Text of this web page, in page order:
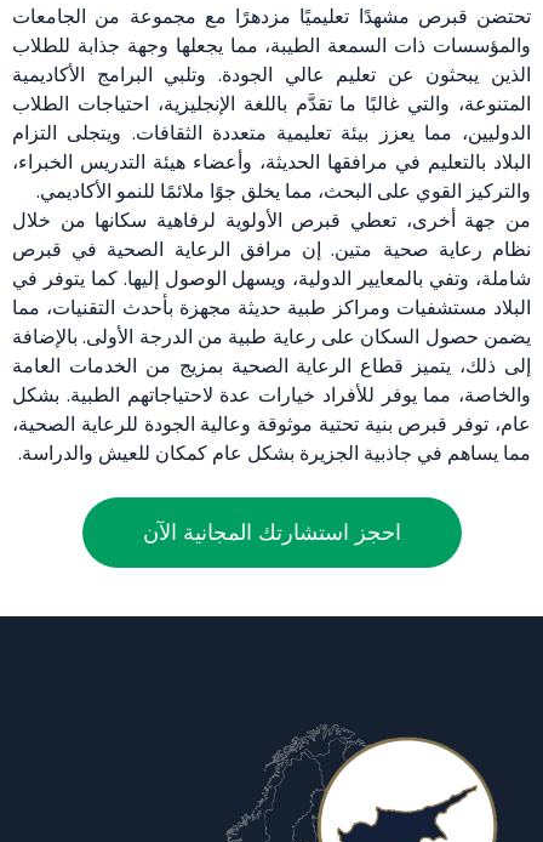
تحتضن قبرص مشهدًا تعليميًا مزدهرًا مع مجموعة من الجامعات
والمؤسسات ذات السمعة الطيبة، مما يجعلها وجهة جذابة للطلاب
الذين يبحثون عن تعليم عالي الجودة. وتلبي البرامج الأكاديمية
المتنوعة، والتي غالبًا ما تقدَّم باللغة الإنجليزية، احتياجات الطلاب
الدوليين، مما يعزز بيئة تعليمية متعددة الثقافات. ويتجلى التزام
البلاد بالتعليم في مرافقها الحديثة، وأعضاء هيئة التدريس الخبراء،
والتركيز القوي على البحث، مما يخلق جوًا ملائمًا للنمو الأكاديمي.
من جهة أخرى، تعطي قبرص الأولوية لرفاهية سكانها من خلال
نظام رعاية صحية متين. إن مرافق الرعاية الصحية في قبرص
شاملة، وتفي بالمعايير الدولية، ويسهل الوصول إليها. كما يتوفر في
البلاد مستشفيات ومراكز طبية حديثة مجهزة بأحدث التقنيات، مما
يضمن حصول السكان على رعاية طبية من الدرجة الأولى. بالإضافة
إلى ذلك، يتميز قطاع الرعاية الصحية بمزيج من الخدمات العامة
والخاصة، مما يوفر للأفراد خيارات عدة لاحتياجاتهم الطبية. بشكل
عام، توفر قبرص بنية تحتية موثوقة وعالية الجودة للرعاية الصحية،
مما يساهم في جاذبية الجزيرة بشكل عام كمكان للعيش والدراسة.
احجز استشارتك المجانية الآن